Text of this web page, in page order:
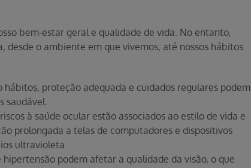
bem-estar geral e qualidade de vida. No entanto,
desde o ambiente em que vivemos, até nossos hábitos
proteção adequada e cuidados regulares podem
saudável.
à saúde ocular estão associados ao estilo de vida e
prolongada a telas de computadores e dispositivos
ultravioleta.
podem afetar a qualidade da visão, o que